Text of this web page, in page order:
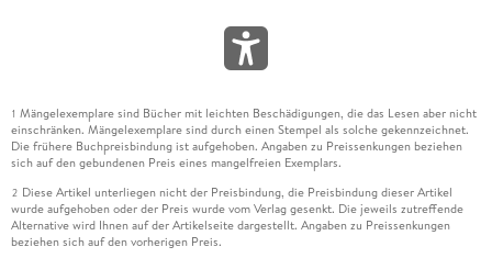
1 Mängelexemplare sind Bücher mit leichten Beschädigungen, die das Lesen aber nicht
einschränken. Mängelexemplare sind durch einen Stempel als solche gekennzeichnet.
Die frühere Buchpreisbindung ist aufgehoben. Angaben zu Preissenkungen beziehen
sich auf den gebundenen Preis eines mangelfreien Exemplars.
2 Diese Artikel unterliegen nicht der Preisbindung, die Preisbindung dieser Artikel
wurde aufgehoben oder der Preis wurde vom Verlag gesenkt. Die jeweils zutreffende
Alternative wird Ihnen auf der Artikelseite dargestellt. Angaben zu Preissenkungen
beziehen sich auf den vorherigen Preis.